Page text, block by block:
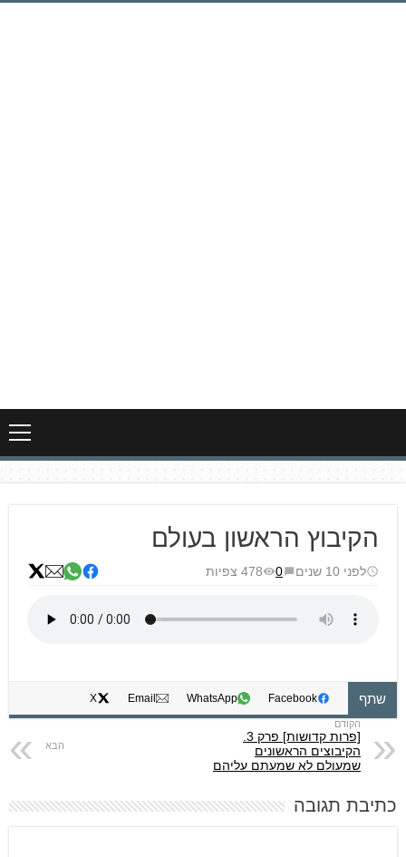
לדלג
הקיבוץ הראשון בעולם
לפני 10 שנים 0 478 צפיות
שתף Facebook
WhatsApp
Email
X
הקיבוצים הראשונים
שמעולם לא שמעתם עליהם
כתיבת תגובה